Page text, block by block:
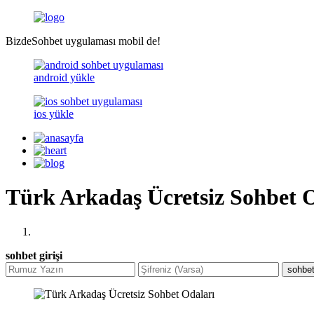
BizdeSohbet uygulaması mobil de!
android yükle
ios yükle
Türk Arkadaş Ücretsiz Sohbet
sohbet girişi